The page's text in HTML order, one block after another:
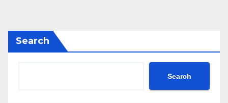
Search
Search